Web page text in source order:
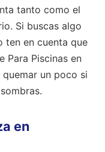
tanto como el
Si buscas algo
ten en cuenta que
Para Piscinas en
un poco si
en